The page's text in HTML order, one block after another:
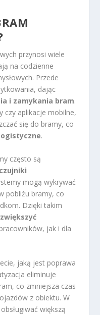
przynosi wiele
na codzienne
Przede
dając
i zamykania bram.
czy aplikacje mobilne,
się do bramy, co
.
często są
czujniki
mogą wykrywać
pobliżu bramy, co
Dzięki takim
zwiększyć
jak i dla
jaką jest poprawa
eliminuje
co zmniejsza czas
z obiektu. W
większą